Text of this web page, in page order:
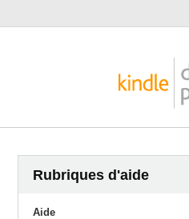
Rubriques d'aide
Aide